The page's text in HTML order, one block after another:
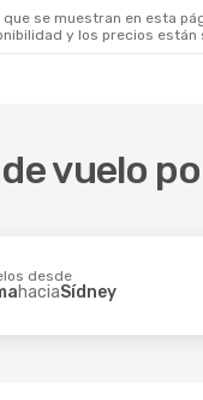
que se muestran en esta
y los precios están
vuelo
desde
haciaSídney